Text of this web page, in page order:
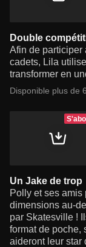
Double
Afin de participer
cadets, Lila
transformer en
Disponible plus de
Un Jake de trop
Polly et ses amis
dimensions au-
par Skatesville !
format de poche,
aideront leur star